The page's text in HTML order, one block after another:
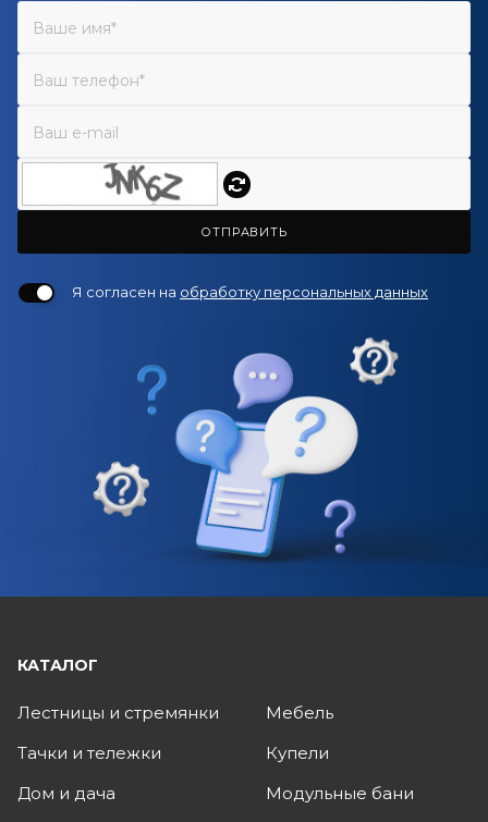
ОТПРАВИТЬ
Я согласен на обработку персональных данных
КАТАЛОГ
Лестницы и стремянки
Тачки и тележки
Дом и дача
Мебель
Купели
Модульные бани